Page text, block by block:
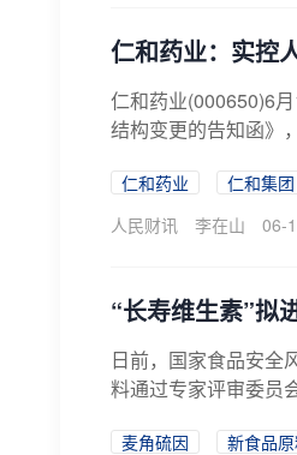
仁和药业：实控
仁和药业(000650)6
结构变更的告知函》
仁和药业 仁和集团
人民财讯
李在山 06-
“长寿维生素”拟
日前，国家食品安全
料通过专家评审委员
麦角硫因 新食品